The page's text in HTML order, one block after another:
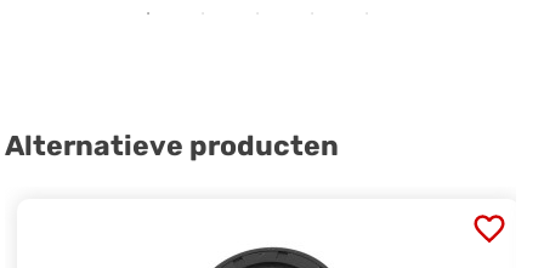
Alternatieve producten